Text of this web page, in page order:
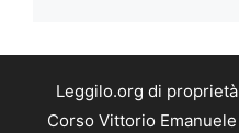
Leggilo.org di proprietà
Corso Vittorio